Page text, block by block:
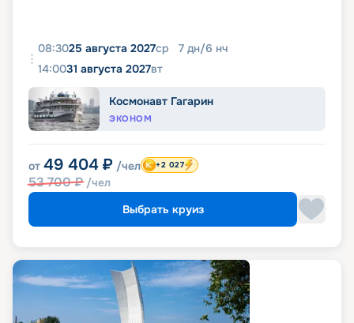
08:3025 августа 2027ср 7 дн/6 нч
14:0031 августа 2027вт
Космонавт Гагарин
ЭКОНОМ
от 49 404 ₽ /чел
53 700₽ /чел
+2 027
Выбрать круиз